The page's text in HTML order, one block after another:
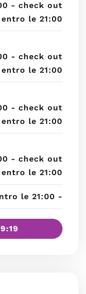
- check out
entro le 21:00
- check out
entro le 21:00
- check out
entro le 21:00
- check out
entro le 21:00
le 21:00 -